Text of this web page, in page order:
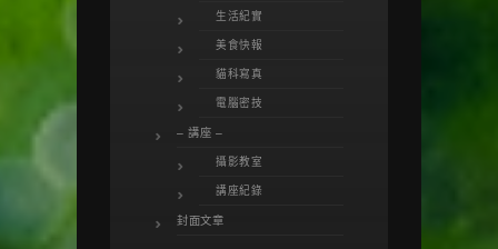
生活紀實
美食快報
貓科寫真
電腦密技
– 講座 –
攝影教室
講座紀錄
封面文章